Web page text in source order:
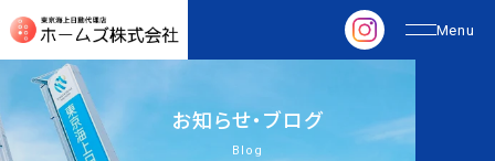
お知らせ・ブログ
Blog